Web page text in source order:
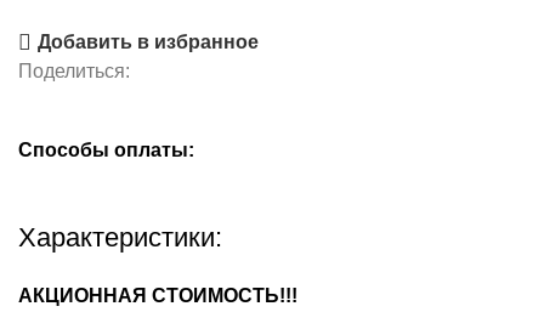
Добавить в избранное
Поделиться:
Способы оплаты:
Характеристики:
АКЦИОННАЯ СТОИМОСТЬ!!!